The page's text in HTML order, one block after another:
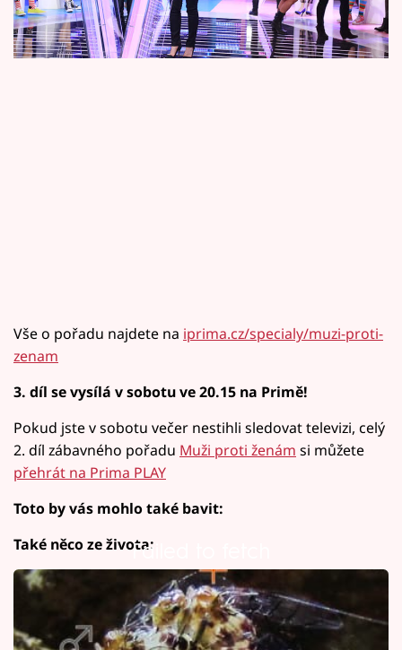
Sledujte prima+
pohlaví.
Vše o pořadu najdete na iprima.cz/specialy/muzi-proti-
zenam
3. díl se vysílá v sobotu ve 20.15 na Primě!
Pokud jste v sobotu večer nestihli sledovat televizi, celý
2. díl zábavného pořadu Muži proti ženám si můžete
přehrát na Prima PLAY
Toto by vás mohlo také bavit:
Failed to fetch
Také něco ze života: